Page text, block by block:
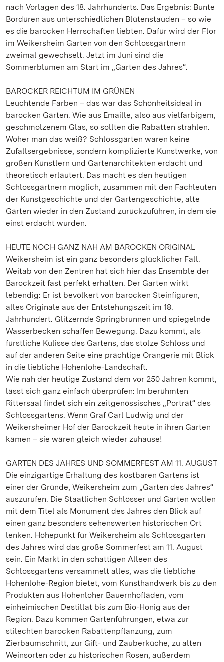
nach Vorlagen des 18. Jahrhunderts. Das Ergebnis: Bunte
Bordüren aus unterschiedlichen Blütenstauden – so wie
es die barocken Herrschaften liebten. Dafür wird der Flor
im Weikersheim Garten von den Schlossgärtnern
zweimal gewechselt. Jetzt im Juni sind die
Sommerblumen am Start im „Garten des Jahres“.
BAROCKER REICHTUM IM GRÜNEN
Leuchtende Farben – das war das Schönheitsideal in
barocken Gärten. Wie aus Emaille, also aus vielfarbigem,
geschmolzenem Glas, so sollten die Rabatten strahlen.
Woher man das weiß? Schlossgärten waren keine
Zufallsergebnisse, sondern komplizierte Kunstwerke, von
großen Künstlern und Gartenarchitekten erdacht und
theoretisch erläutert. Das macht es den heutigen
Schlossgärtnern möglich, zusammen mit den Fachleuten
der Kunstgeschichte und der Gartengeschichte, alte
Gärten wieder in den Zustand zurückzuführen, in dem sie
einst erdacht wurden.
HEUTE NOCH GANZ NAH AM BAROCKEN ORIGINAL
Weikersheim ist ein ganz besonders glücklicher Fall.
Weitab von den Zentren hat sich hier das Ensemble der
Barockzeit fast perfekt erhalten. Der Garten wirkt
lebendig: Er ist bevölkert von barocken Steinfiguren,
alles Originale aus der Entstehungszeit im 18.
Jahrhundert. Glitzernde Springbrunnen und spiegelnde
Wasserbecken schaffen Bewegung. Dazu kommt, als
fürstliche Kulisse des Gartens, das stolze Schloss und
auf der anderen Seite eine prächtige Orangerie mit Blick
in die liebliche Hohenlohe-Landschaft.
Wie nah der heutige Zustand dem vor 250 Jahren kommt,
lässt sich ganz einfach überprüfen: Im berühmten
Rittersaal findet sich ein zeitgenössisches „Porträt“ des
Schlossgartens. Wenn Graf Carl Ludwig und der
Weikersheimer Hof der Barockzeit heute in ihren Garten
kämen – sie wären gleich wieder zuhause!
GARTEN DES JAHRES UND SOMMERFEST AM 11. AUGUST
Die einzigartige Erhaltung des kostbaren Gartens ist
einer der Gründe, Weikersheim zum „Garten des Jahres“
auszurufen. Die Staatlichen Schlösser und Gärten wollen
mit dem Titel als Monument des Jahres den Blick auf
einen ganz besonders sehenswerten historischen Ort
lenken. Höhepunkt für Weikersheim als Schlossgarten
des Jahres wird das große Sommerfest am 11. August
sein. Ein Markt in den schattigen Alleen des
Schlossgartens versammelt alles, was die liebliche
Hohenlohe-Region bietet, vom Kunsthandwerk bis zu den
Produkten aus Hohenloher Bauernhofläden, vom
einheimischen Destillat bis zum Bio-Honig aus der
Region. Dazu kommen Gartenführungen, etwa zur
stilechten barocken Rabattenpflanzung, zum
Zierbaumschnitt, zur Gift- und Zauberküche, zu alten
Weinsorten oder zu historischen Rosen, außerdem